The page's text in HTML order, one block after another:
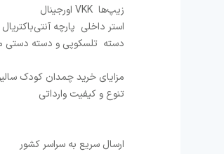
زیپ‌ها VKK اورجینال
استر داخلی پارچه
دسته تلسکوپی و دسته دستی
مزایای خرید چمدان کودک
تنوع و کیفیت وارداتی
ارسال سریع به سراسر کشور